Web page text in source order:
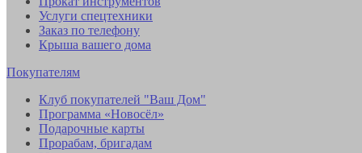
Услуги спецтехники
Заказ по телефону
Крыша вашего дома
Покупателям
Клуб покупателей "Ваш Дом"
Программа «Новосёл»
Подарочные карты
Прорабам, бригадам